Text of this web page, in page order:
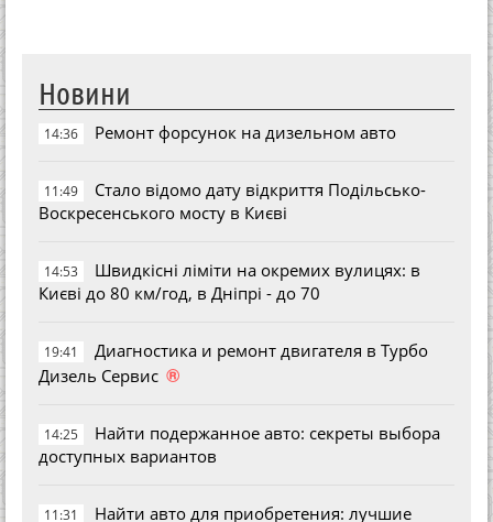
Новини
14:36 Ремонт форсунок на дизельном авто
11:49
Стало відомо дату відкриття Подільсько-
Воскресенського мосту в Києві
14:53
Швидкісні ліміти на окремих вулицях: в
Києві до 80 км/год, в Дніпрі - до 70
19:41
Диагностика и ремонт двигателя в Турбо
Дизель Сервис ®
14:25
Найти подержанное авто: секреты выбора
доступных вариантов
11:31
Найти авто для приобретения: лучшие